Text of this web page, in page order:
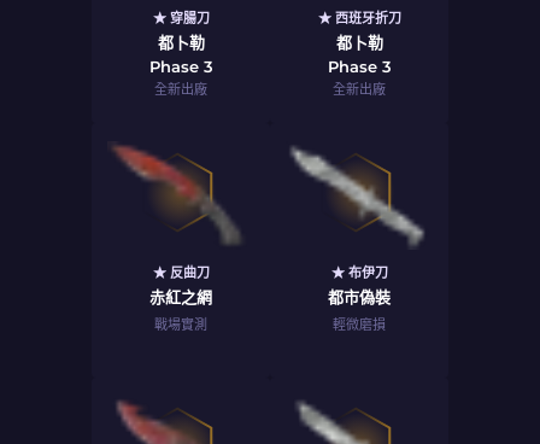
★ 穿腸刀
都卜勒
Phase 3
全新出廠
★ 西班牙折刀
都卜勒
Phase 3
全新出廠
★ 反曲刀
赤紅之網
戰場實測
★ 布伊刀
都市偽裝
輕微磨損